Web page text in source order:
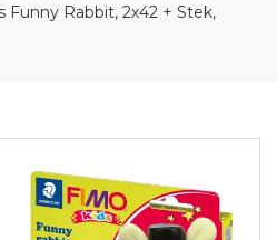
Funny Rabbit, 2х42 + Stek,